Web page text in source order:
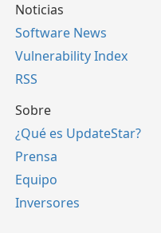
Noticias
Software News
Vulnerability Index
RSS
Sobre
¿Qué es UpdateStar?
Prensa
Equipo
Inversores